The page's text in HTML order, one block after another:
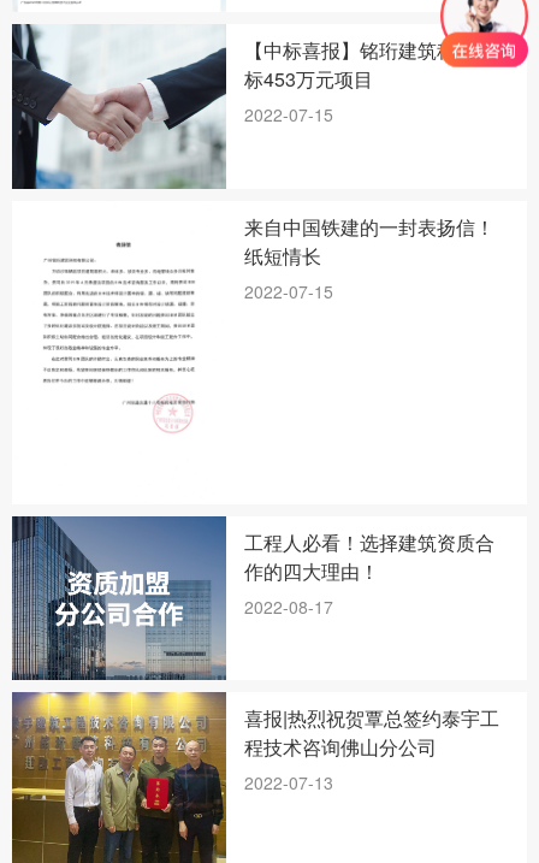
【中标喜报】铭珩建筑科技中
标453万元项目
2022-07-15
来自中国铁建的一封表扬信！
纸短情长
2022-07-15
工程人必看！选择建筑资质合
作的四大理由！
2022-08-17
喜报|热烈祝贺覃总签约泰宇工
程技术咨询佛山分公司
2022-07-13